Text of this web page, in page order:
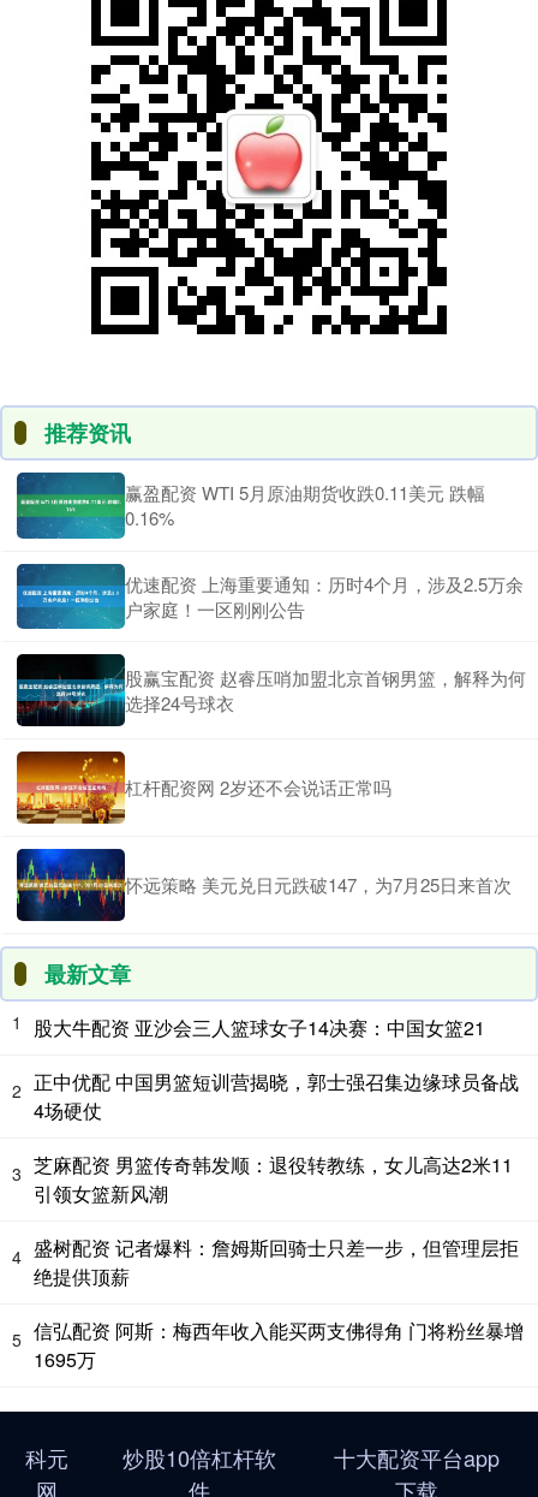
推荐资讯
赢盈配资 WTI 5月原油期货收跌0.11美元 跌幅
0.16%
优速配资 上海重要通知：历时4个月，涉及2.5万余
户家庭！一区刚刚公告
股赢宝配资 赵睿压哨加盟北京首钢男篮，解释为何
选择24号球衣
杠杆配资网 2岁还不会说话正常吗
怀远策略 美元兑日元跌破147，为7月25日来首次
最新文章
1 股大牛配资 亚沙会三人篮球女子14决赛：中国女篮21
2 正中优配 中国男篮短训营揭晓，郭士强召集边缘球员备战
4场硬仗
3 芝麻配资 男篮传奇韩发顺：退役转教练，女儿高达2米11
引领女篮新风潮
4 盛树配资 记者爆料：詹姆斯回骑士只差一步，但管理层拒
绝提供顶薪
5 信弘配资 阿斯：梅西年收入能买两支佛得角 门将粉丝暴增
1695万
科元
网
炒股10倍杠杆软
件
十大配资平台app
下载